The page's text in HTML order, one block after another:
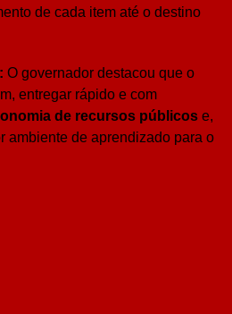
de cada item até o destino
O governador destacou que o
entregar rápido e com
de recursos públicose,
ambiente de aprendizado para o